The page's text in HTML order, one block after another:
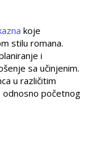
koje
stilu romana.
i
sa učinjenim.
u različitim
odnosno početnog